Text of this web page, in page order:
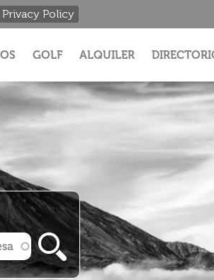
Privacy Policy
GOLF ALQUILER